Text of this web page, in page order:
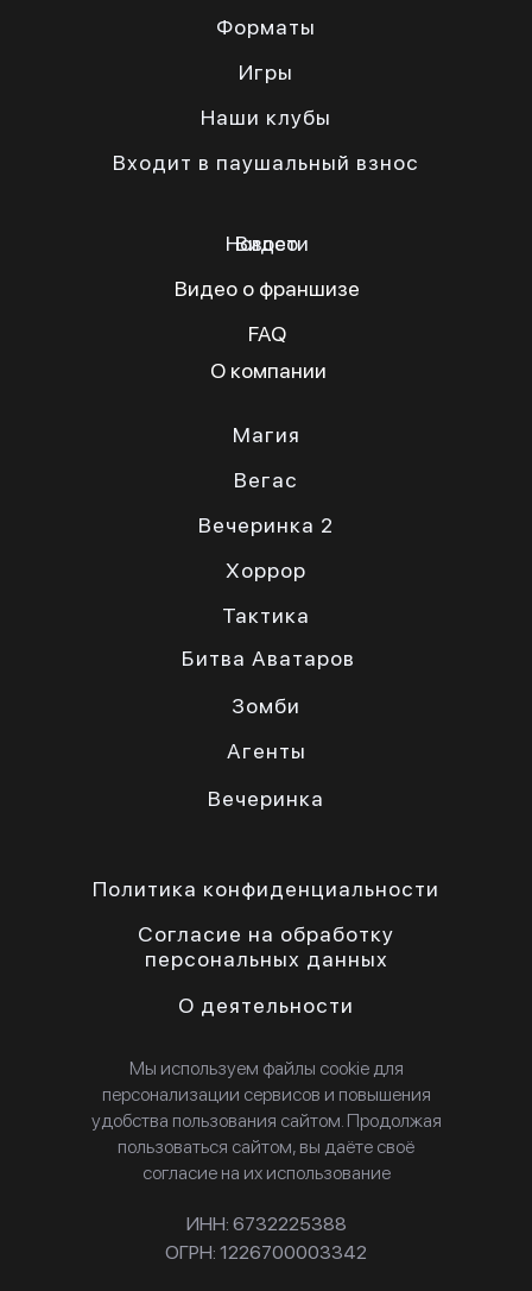
ИНН: 6732225388
ОГРН: 1226700003342
Мы используем файлы cookie для
персонализации сервисов и повышения
удобства пользования сайтом. Продолжая
пользоваться сайтом, вы даёте своё
согласие на их использование
Вегас
Зомби
Агенты
Вечеринка
Тактика
Хоррор
Битва Аватаров
Магия
Вечеринка 2
О деятельности
Согласие на обработку
персональных данных
Политика конфиденциальности
FAQ
О компании
Видео о франшизе
Видео
Новости
Игры
Форматы
Входит в паушальный взнос
Наши клубы